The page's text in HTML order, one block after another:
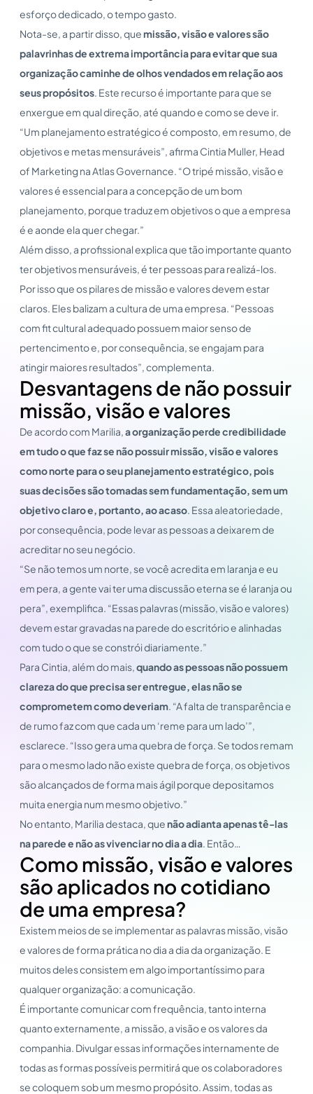
esforço dedicado, o tempo gasto.
Nota-se, a partir disso, quemissão, visão e valores são
palavrinhas de extrema importância para evitar que sua
organização caminhe de olhos vendados em relação aos
seus propósitos. Este recurso é importante para que se
enxergue em qual direção, até quando e como se deve ir.
“Um planejamento estratégico é composto, em resumo, de
objetivos e metas mensuráveis”, afirma Cintia Muller, Head
of Marketing na Atlas Governance. “O tripé missão, visão e
valores é essencial para a concepção de um bom
planejamento, porque traduz em objetivos o que a empresa
é e aonde ela quer chegar.”
Além disso, a profissional explica que tão importante quanto
ter objetivos mensuráveis, é ter pessoas para realizá-los.
Por isso que os pilares de missão e valores devem estar
claros. Eles balizam a cultura de uma empresa. “Pessoas
com fit cultural adequado possuem maior senso de
pertencimento e, por consequência, se engajam para
atingir maiores resultados”, complementa.
Desvantagens de não possuir
missão, visão e valores
De acordo com Marilia,a organização perde credibilidade
em tudo o que faz se não possuir missão, visão e valores
como norte para o seu planejamento estratégico, pois
suas decisões são tomadas sem fundamentação, sem um
objetivo claro e, portanto, ao acaso. Essa aleatoriedade,
por consequência, pode levar as pessoas a deixarem de
acreditar no seu negócio.
“Se não temos um norte, se você acredita em laranja e eu
em pera, a gente vai ter uma discussão eterna se é laranja ou
pera”, exemplifica. “Essas palavras (missão, visão e valores)
devem estar gravadas na parede do escritório e alinhadas
com tudo o que se constrói diariamente.”
Para Cintia, além do mais,quando as pessoas não possuem
clareza do que precisa ser entregue, elas não se
comprometem como deveriam. “A falta de transparência e
de rumo faz com que cada um ‘reme para um lado’”,
esclarece. “Isso gera uma quebra de força. Se todos remam
para o mesmo lado não existe quebra de força, os objetivos
são alcançados de forma mais ágil porque depositamos
muita energia num mesmo objetivo.”
No entanto, Marilia destaca, quenão adianta apenas tê-las
na parede e não as vivenciar no dia a dia. Então…
Como missão, visão e valores
são aplicados no cotidiano
de uma empresa?
Existem meios de se implementar as palavras missão, visão
e valores de forma prática no dia a dia da organização. E
muitos deles consistem em algo importantíssimo para
qualquer organização: a comunicação.
É importante comunicar com frequência, tanto interna
quanto externamente, a missão, a visão e os valores da
companhia. Divulgar essas informações internamente de
todas as formas possíveis permitirá que os colaboradores
se coloquem sob um mesmo propósito. Assim, todas as